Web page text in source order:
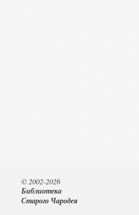
© 2002-2026
Библиотека
Старого Чародея